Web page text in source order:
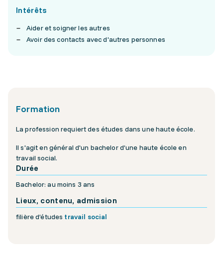
Intérêts
Aider et soigner les autres
Avoir des contacts avec d'autres personnes
Formation
La profession requiert des études dans une haute école.
Il s'agit en général d'un bachelor d’une haute école en
travail social.
Durée
Bachelor: au moins 3 ans
Lieux, contenu, admission
filière d’études travail social